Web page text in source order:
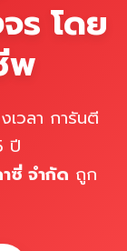
ร โดย
พ
เวลา การันตี
ปี
ซี่ จำกัด ถูก